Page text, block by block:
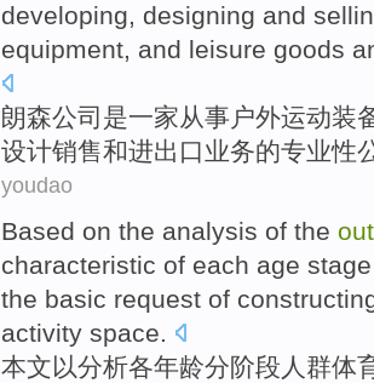
developing, designing and
equipment, and leisure goods
朗森公司是一家从事 户外运动装
设计销售和进出口业务的专业性
youdao
Based on the analysis of the
characteristic of each age stage
the basic request of
activity space.
本文以分析各年龄分阶段 人群体